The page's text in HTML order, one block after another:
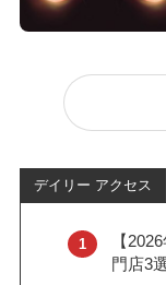
デイリー アクセス
【
門店3